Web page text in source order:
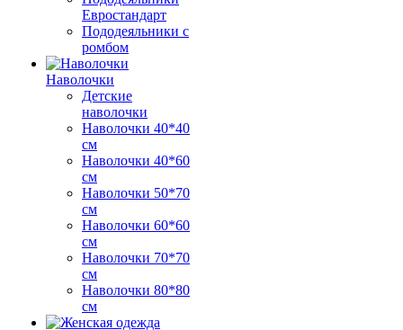
Евростандарт
Пододеяльники с
ромбом
Наволочки
Детские
наволочки
Наволочки 40*40
см
Наволочки 40*60
см
Наволочки 50*70
см
Наволочки 60*60
см
Наволочки 70*70
см
Наволочки 80*80
см